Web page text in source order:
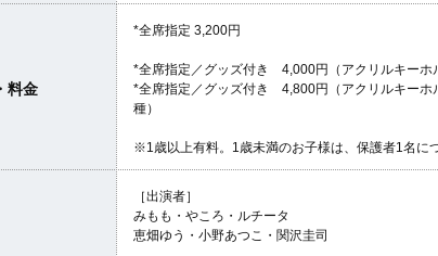
料金
*全席指定 3,200円
*全席指定／グッズ付き 4,000円（アクリルキーホ
*全席指定／グッズ付き 4,800円（アクリルキーホ
種）
※1歳以上有料。1歳未満のお子様は、保護者1名に
［出演者］
みもも・やころ・ルチータ
恵畑ゆう・小野あつこ・関沢圭司